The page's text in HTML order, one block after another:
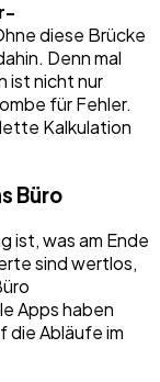
diese Brücke
Denn mal
ist nicht nur
für Fehler.
Kalkulation
Büro
ist, was am Ende
sind wertlos,
Apps haben
die Abläufe im